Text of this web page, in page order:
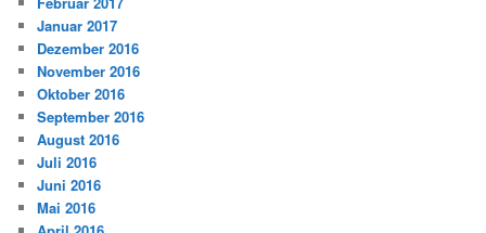
Januar 2017
Dezember 2016
November 2016
Oktober 2016
September 2016
August 2016
Juli 2016
Juni 2016
Mai 2016